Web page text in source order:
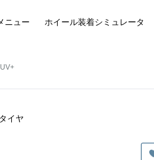
ニュー ホイール装着シミュレータ
イヤ